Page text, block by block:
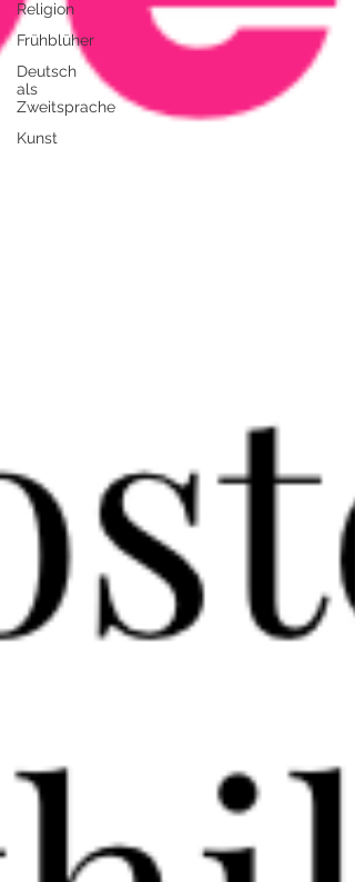
Religion
Frühblüher
Deutsch
als
Zweitsprache
Kunst